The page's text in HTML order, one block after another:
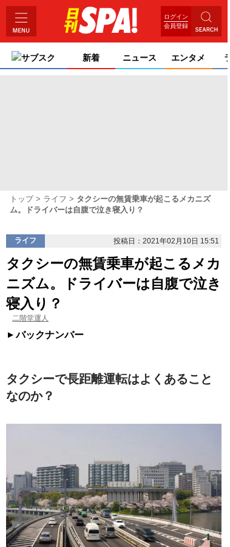
ログイン
会員登録
サブスク 新着 ニュース エンタメ
トップ ライフ
タクシーの無賃乗車が起こるメカニズ
ム。ドライバーは自腹で泣き寝入り？
ライフ 投稿日：2021年02月10日 15:51
タクシーの無賃乗車が起こるメカ
ニズム。ドライバーは自腹で泣き
寝入り？
二階堂運人
バックナンバー
タクシーで長距離運転はよくあること
なのか？